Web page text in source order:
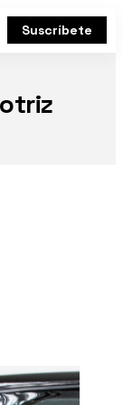
Suscríbete